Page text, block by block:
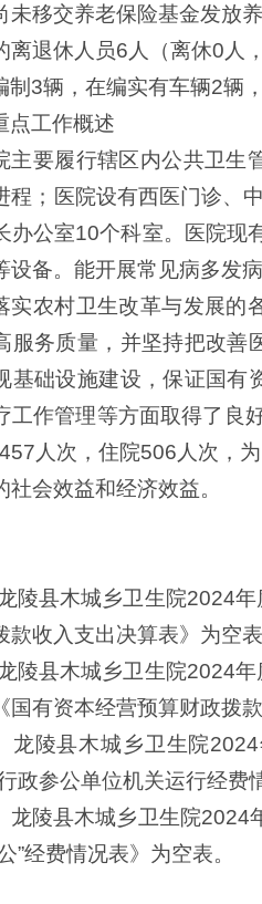
未移交养老保险基金发放
离退休人员6人（离休0人
制3辆，在编实有车辆2辆
点工作概述
主要履行辖区内公共卫生
程；医院设有西医门诊、
办公室10个科室。医院现
设备。能开展常见病多发
实农村卫生改革与发展的
服务质量，并坚持把改善
基础设施建设，保证国有
工作管理等方面取得了良
人次，住院506人次，
社会效益和经济效益。
陵县木城乡卫生院2024
款收入支出决算表》为空
陵县木城乡卫生院2024
国有资本经营预算财政拨
龙陵县木城乡卫生院
政参公单位机关运行经费
龙陵县木城乡卫生院2024
”经费情况表》为空表。